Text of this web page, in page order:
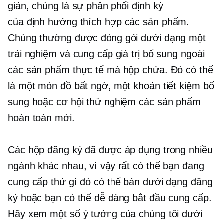
giản, chúng là sự phân phối định kỳ
của định hướng thích hợpcác sản phẩm.
Chúng thường được đóng gói dưới dạng một
trải nghiệm và cung cấp giá trị bổ sung ngoài
các sản phẩm thực tế mà hộp chứa. Đó có thể
là một món đồ bất ngờ, một khoản tiết kiệm bổ
sung hoặc cơ hội thử nghiệm các sản phẩm
hoàn toàn mới.
Các hộp đăng ký đã được áp dụng trong nhiều
ngành khác nhau, vì vậy rất có thể bạn đang
cung cấp thứ gì đó có thể bán dưới dạng đăng
ký hoặc bạn có thể dễ dàng bắt đầu cung cấp.
Hãy xem một số ý tưởng của chúng tôi dưới